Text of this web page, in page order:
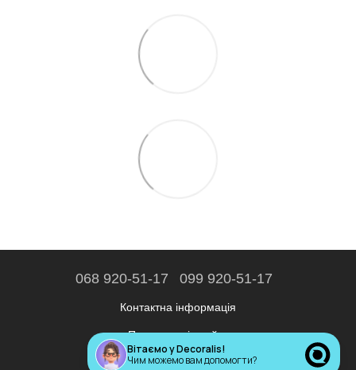
068 920-51-17 099 920-51-17
Контактна інформація
Повна версія сайту
© 2020—2026
Вітаємо у Decoralis!
Чим можемо вам допомогти?